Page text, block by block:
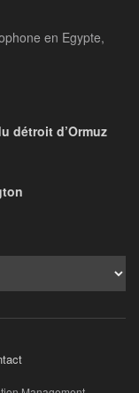
en Egypte,
détroit d’Ormuz